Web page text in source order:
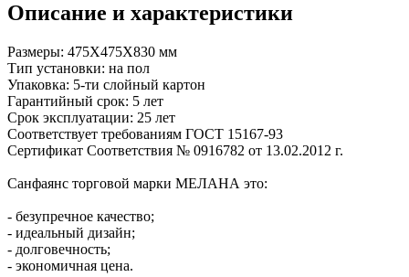
Описание и характеристики
Размеры: 475Х475Х830 мм
Тип установки: на пол
Упаковка: 5-ти слойный картон
Гарантийный срок: 5 лет
Срок эксплуатации: 25 лет
Соответствует требованиям ГОСТ 15167-93
Сертификат Соответствия № 0916782 от 13.02.2012 г.
Санфаянс торговой марки МЕЛАНА это:
- безупречное качество;
- идеальный дизайн;
- долговечность;
- экономичная цена.